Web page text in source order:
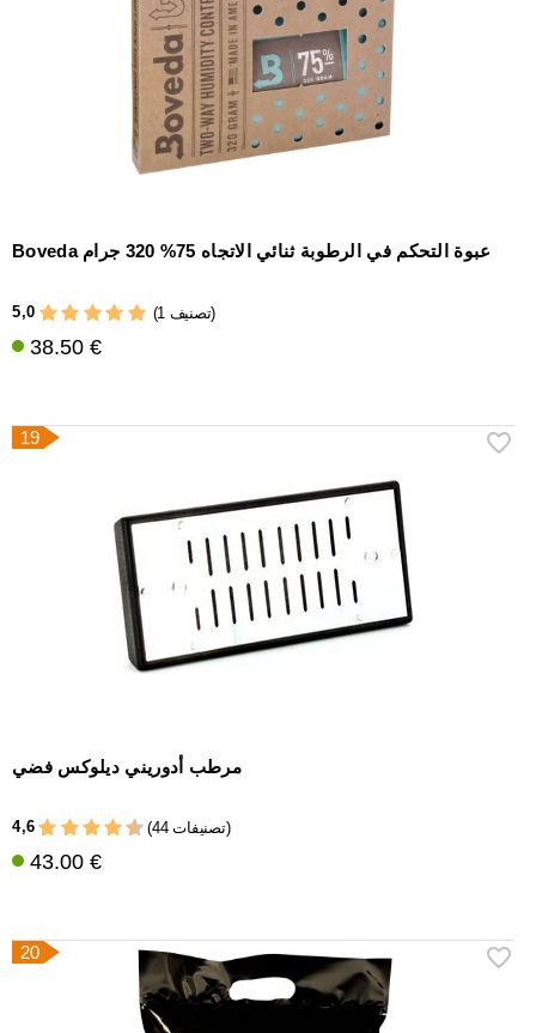
Boveda عبوة التحكم في الرطوبة ثنائي الاتجاه 75% 320 جرام
5,0 (1 تصنيف)
38.50 €
19
مرطب أدوريني ديلوكس فضي
4,6 (44 تصنيفات)
43.00 €
20